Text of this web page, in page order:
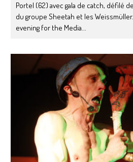
Portel (62) avec gala de catch, défilé
du groupe Sheetah et les
evening for the Media...